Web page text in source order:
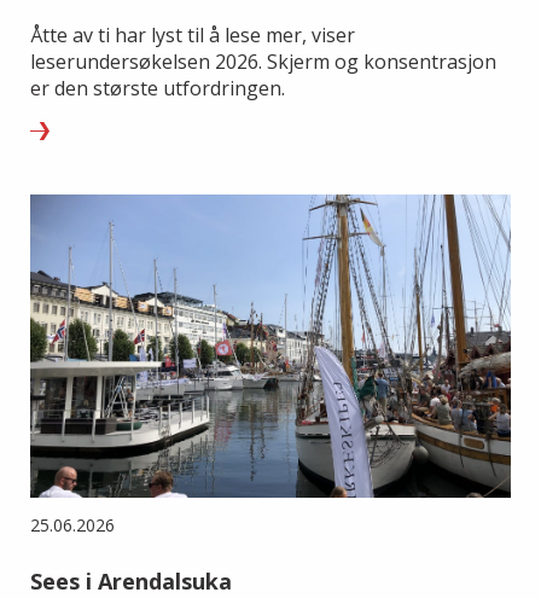
Åtte av ti har lyst til å lese mer, viser
leserundersøkelsen 2026. Skjerm og konsentrasjon
er den største utfordringen.
25.06.2026
Sees i Arendalsuka